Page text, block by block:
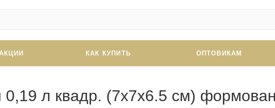
КАК КУПИТЬ ОПТОВИКАМ
л квадр. (7х7х6.5 см)